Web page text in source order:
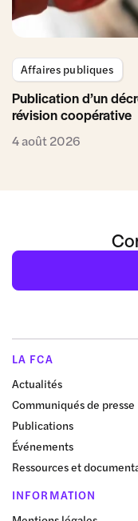
Affaires publiques
Publication d’un
révision coopérative
4 août 2026
LA FCA
Actualités
Communiqués de presse
Publications
Événements
Ressources et
INFORMATION